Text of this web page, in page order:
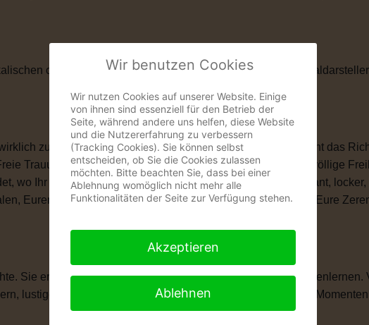
oder künstlerischen Elementen. Als ehemaliger
zu ihnen passt. Vielleicht ist eine kirchliche Trauung nicht das
Trauung schenkt Euch genau das, was Ihr Euch wünscht: völlige
wo Ihr Euch das Ja-Wort gebt. Ob romantisch, modern, elegant,
Eurem Eheversprechen und vielen kleinen Momenten, die Eure
Sie erzählt Eure Liebesgeschichte. Von Eurem ersten
lustigen Anekdoten, besonderen Erinnerungen und all den
Wir benutzen Cookies
Wir nutzen Cookies auf unserer Website. Einige
von ihnen sind essenziell für den Betrieb der
Seite, während andere uns helfen, diese Website
und die Nutzererfahrung zu verbessern
(Tracking Cookies). Sie können selbst
entscheiden, ob Sie die Cookies zulassen
möchten. Bitte beachten Sie, dass bei einer
Ablehnung womöglich nicht mehr alle
Funktionalitäten der Seite zur Verfügung stehen.
Akzeptieren
Ablehnen